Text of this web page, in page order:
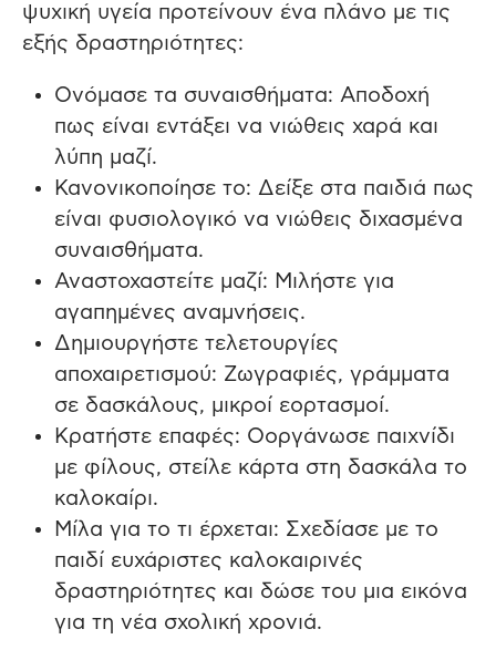
ψυχική υγεία προτείνουν ένα πλάνο με τις
εξής δραστηριότητες:
Ονόμασε τα συναισθήματα: Αποδοχή
πως είναι εντάξει να νιώθεις χαρά και
λύπη μαζί.
Κανονικοποίησε το: Δείξε στα παιδιά πως
είναι φυσιολογικό να νιώθεις διχασμένα
συναισθήματα.
Αναστοχαστείτε μαζί: Μιλήστε για
αγαπημένες αναμνήσεις.
Δημιουργήστε τελετουργίες
αποχαιρετισμού: Ζωγραφιές, γράμματα
σε δασκάλους, μικροί εορτασμοί.
Κρατήστε επαφές: Οοργάνωσε παιχνίδι
με φίλους, στείλε κάρτα στη δασκάλα το
καλοκαίρι.
Μίλα για το τι έρχεται: Σχεδίασε με το
παιδί ευχάριστες καλοκαιρινές
δραστηριότητες και δώσε του μια εικόνα
για τη νέα σχολική χρονιά.